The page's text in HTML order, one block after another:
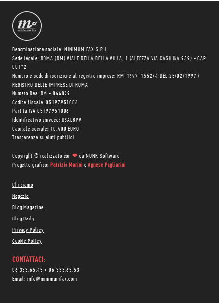
Denominazione sociale: MINIMUM FAX S.R.L.
Sede legale: ROMA (RM) VIALE DELLA BELLA VILLA, 1 (ALTEZZA VIA CASILINA 939) - CAP
00172
Numero e sede di iscrizione al registro imprese: RM-1997-155274 DEL 25/02/1997 /
REGISTRO DELLE IMPRESE DI ROMA
Numero Rea: RM - 864029
Codice fiscale: 05197951006
Partita IVA 05197951006
Identificativo univoco: USAL8PV
Capitale sociale: 10.400 EURO
Trasparenza su aiuti pubblici
Copyright © realizzato con ❤ da MONK Software
Progetto grafico: Patrizio Marini e Agnese Pagliarini
Chi siamo
Negozio
Blog Magazine
Blog Daily
Privacy Policy
Cookie Policy
CONTATTACI:
06 333.65.45 • 06 333.65.53
Email: info@minimumfax.com